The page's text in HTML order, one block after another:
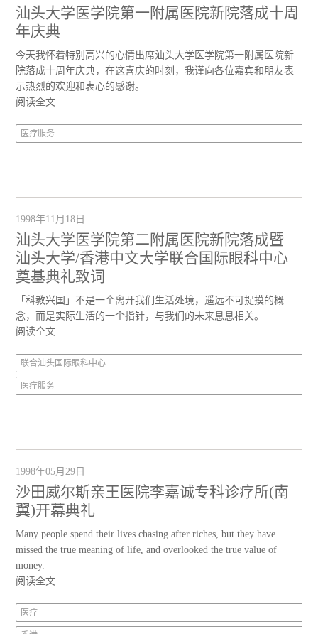
汕头大学医学院第一附属医院新院落成十周
年庆典
今天我怀着特别高兴的心情出席汕头大学医学院第一附属医院新
院落成十周年庆典，在这喜庆的时刻，我谨向各位嘉宾和朋友表
示热烈的欢迎和衷心的感谢。
阅读全文
医疗服务
1998年11月18日
汕头大学医学院第二附属医院新院落成暨
汕头大学/香港中文大学联合国际眼科中心
奠基典礼致词
「科教兴国」不是一个离开我们生活处境，遥远不可捉摸的概
念，而是实际生活的一个指针，与我们的未来息息相关。
阅读全文
联合汕头国际眼科中心
医疗服务
1998年05月29日
沙田威尔斯亲王医院李嘉诚专科诊疗所(南
翼)开幕典礼
Many people spend their lives chasing after riches, but they have
missed the true meaning of life, and overlooked the true value of
money.
阅读全文
医疗